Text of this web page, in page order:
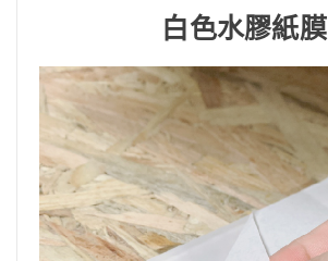
白色水膠紙膜